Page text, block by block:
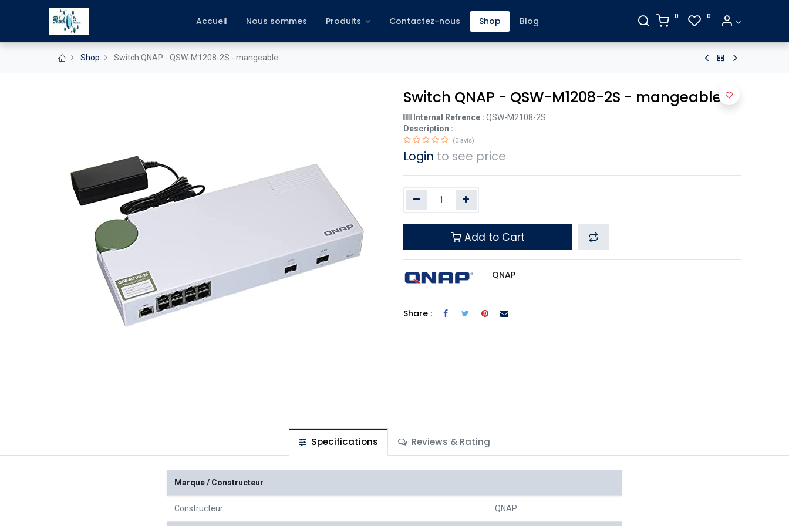
Accueil Nous sommes Produits Contactez-nous Shop Blog 0 0
Shop Switch QNAP - QSW-M1208-2S - mangeable
Switch QNAP - QSW-M1208-2S - mangeable
Internal Refrence : QSW-M2108-2S
Description :
(0 avis)
Login to see price
Add to Cart
QNAP
Share :
Specifications Reviews & Rating
Marque / Constructeur
Constructeur QNAP